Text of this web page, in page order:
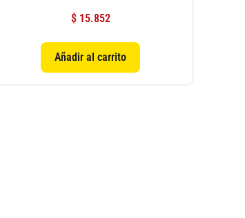
$15.852
Añadir al carrito